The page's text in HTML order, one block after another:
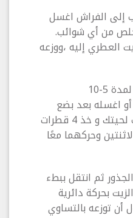
إلى الفراش اغسل
من أي شوائب.
العطري إليه ،ووزعه
اغسله بعد بضع
ساعات. بعدها قم بتجفيف لحيتك و خذ 4 قطرات
وحركهما معًا
ثم انتقل ببطء
بحركة دائرية
أن توزعه بالتساوي